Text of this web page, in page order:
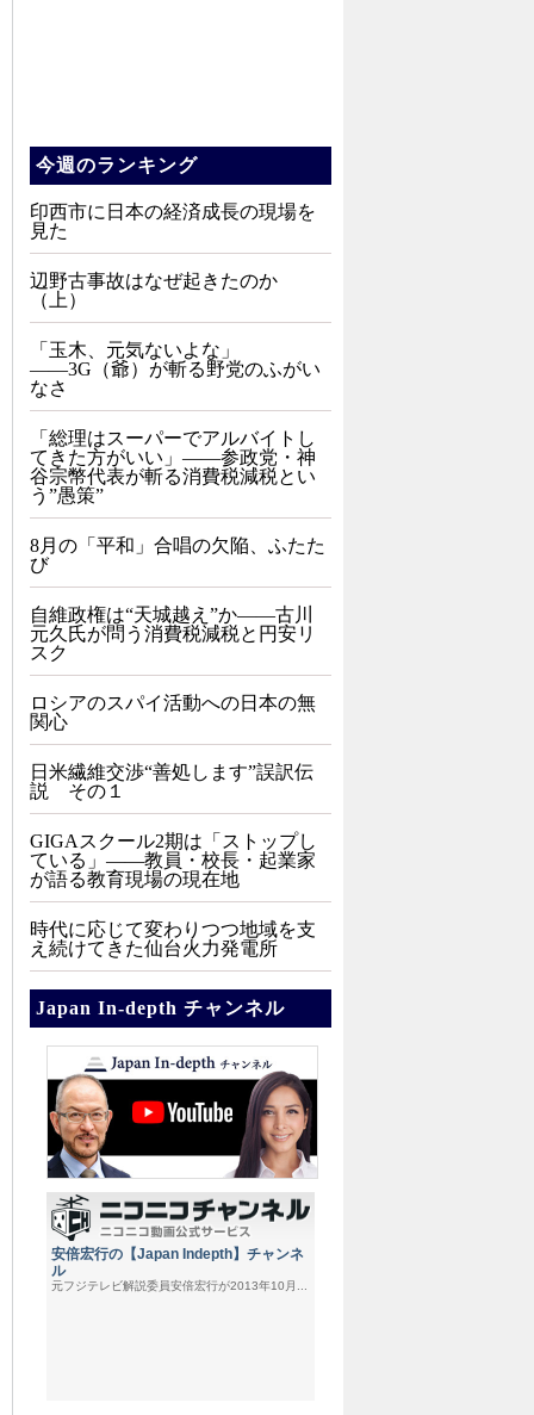
今週のランキング
印西市に日本の経済成長の現場を
見た
辺野古事故はなぜ起きたのか
（上）
「玉木、元気ないよな」
――3G（爺）が斬る野党のふがい
なさ
「総理はスーパーでアルバイトし
てきた方がいい」――参政党・神
谷宗幣代表が斬る消費税減税とい
う”愚策”
8月の「平和」合唱の欠陥、ふたた
び
自維政権は“天城越え”か――古川
元久氏が問う消費税減税と円安リ
スク
ロシアのスパイ活動への日本の無
関心
日米繊維交渉“善処します”誤訳伝
説 その１
GIGAスクール2期は「ストップし
ている」——教員・校長・起業家
が語る教育現場の現在地
時代に応じて変わりつつ地域を支
え続けてきた仙台火力発電所
Japan In-depth チャンネル